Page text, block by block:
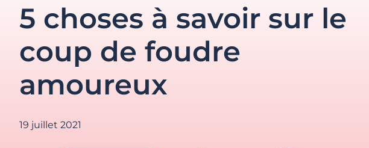
5 choses à savoir sur le
coup de foudre
amoureux
19 juillet 2021